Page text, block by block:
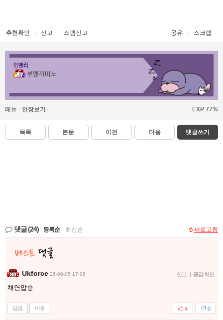
추천확인 신고 스팸신고 공유 스크랩
인벤러
부엔까미노
메뉴 인장보기 EXP 77%
목록 본문 이전 다음 댓글쓰기
댓글(24) 등록순 최신순 새로고침
Ukforce 26-06-05 17:06 신고 공감 확인
채연압승
답글 이동 0
4